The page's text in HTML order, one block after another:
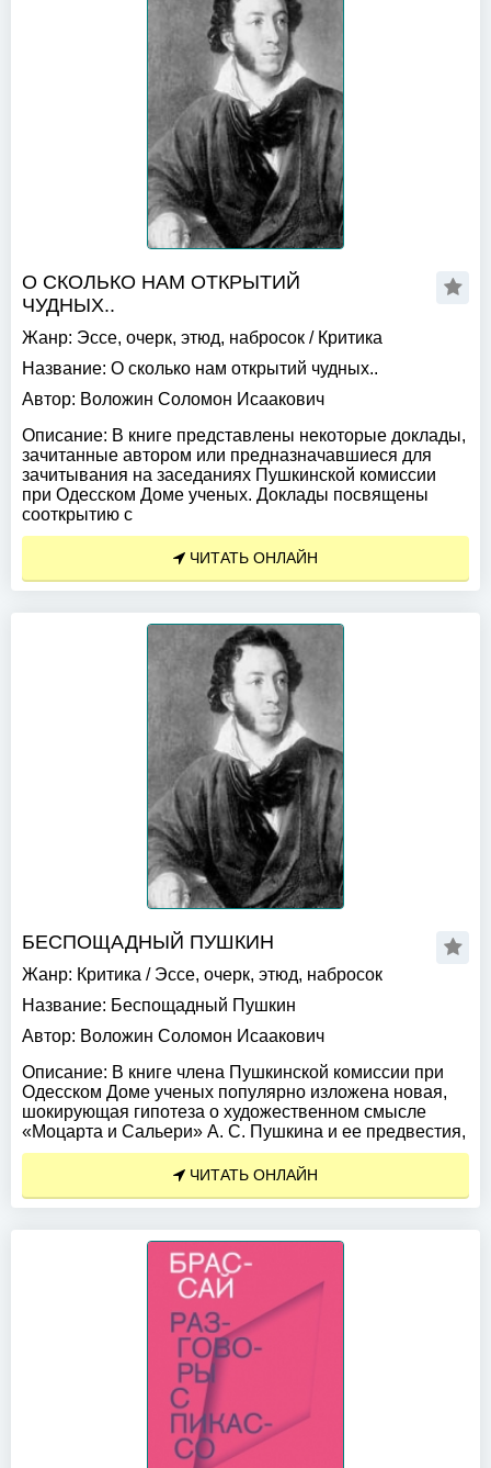
О СКОЛЬКО НАМ ОТКРЫТИЙ
ЧУДНЫХ..
Жанр: Эссе, очерк, этюд, набросок / Критика
Название: О сколько нам открытий чудных..
Автор: Воложин Соломон Исаакович
Описание: В книге представлены некоторые доклады,
зачитанные автором или предназначавшиеся для
зачитывания на заседаниях Пушкинской комиссии
при Одесском Доме ученых. Доклады посвящены
сооткрытию с
ЧИТАТЬ ОНЛАЙН
БЕСПОЩАДНЫЙ ПУШКИН
Жанр: Критика / Эссе, очерк, этюд, набросок
Название: Беспощадный Пушкин
Автор: Воложин Соломон Исаакович
Описание: В книге члена Пушкинской комиссии при
Одесском Доме ученых популярно изложена новая,
шокирующая гипотеза о художественном смысле
«Моцарта и Сальери» А. С. Пушкина и ее предвестия,
ЧИТАТЬ ОНЛАЙН